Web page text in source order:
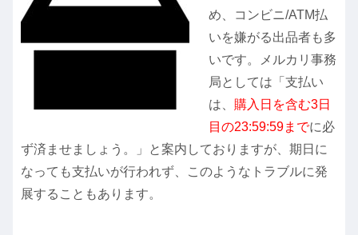
め、コンビニ/ATM払
いを嫌がる出品者も多
いです。メルカリ事務
局としては「支払い
は、 購入日を含む3日
目の23:59:59までに必
ず済ませましょう。」と案内しておりますが、期日に
なっても支払いが行われず、このようなトラブルに発
展することもあります。